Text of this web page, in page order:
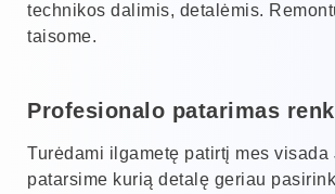
technikos dalimis, detalėmis.
taisome.
Profesionalo patarimas
Turėdami ilgametę patirtį mes visada
patarsime kurią detalę geriau